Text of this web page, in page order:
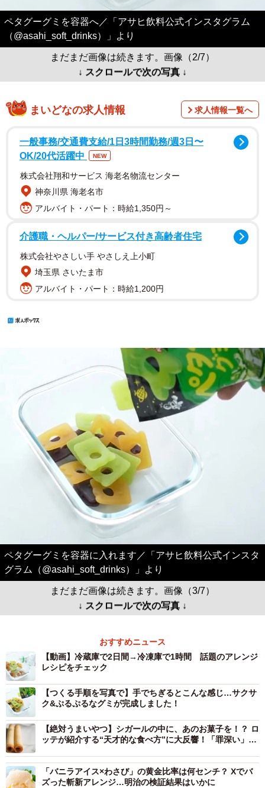
ペタグーグミを容器へ／「アサヒ飲料公式インスタグラム
（@asahi_soft_drinks）」より
まだまだ画像は続きます。画像（2/7）
↓ スクロールで次の写真 ↓
まいどなの求人情報 求人情報一覧へ
一般事務/交通費支給/1日3時間勤務/週3日〜
OK/20代活躍中
NEW
株式会社翔和サービス 海老名物流センター
神奈川県 海老名市
アルバイト・パート：時給1,350円～
介護職・ヘルパー/サービス付き高齢者住宅
株式会社やさしい手 やさしえ上小町
埼玉県 さいたま市
アルバイト・パート：時給1,200円
ペタグーグミを容器に入れます／「アサヒ飲料公式インスタ
グラム（@asahi_soft_drinks）」より
まだまだ画像は続きます。画像（3/7）
↓ スクロールで次の写真 ↓
おすすめニュース
【動画】冷蔵庫で2日間→冷凍庫で1時間 話題のアレンジ
レシピをチェック
【つくる手順を写真で】手でちぎるとこんな感じ…サクサ
ク&ぷるぷるなグミが完成しました！
【絶対うまいやつ】シガールの中に、あのお菓子を！？ ロ
ッテが紹介する“天才的な食べ方”に大反響！「罪深い」
「バニラアイス×わさび」の黄金比率は何センチ？ Xでバ
ズった斬新アレンジ…明治の検証結果はいかに